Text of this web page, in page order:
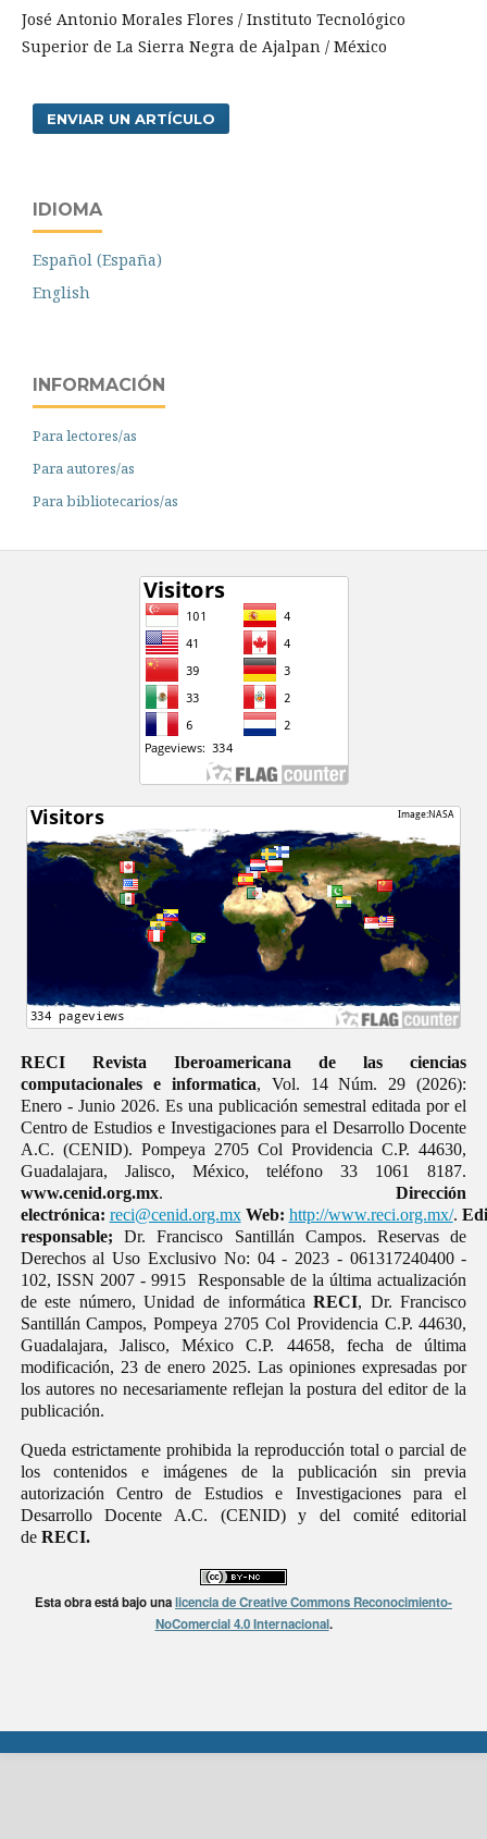
José Antonio Morales Flores / Instituto Tecnológico
Superior de La Sierra Negra de Ajalpan / México
ENVIAR UN ARTÍCULO
IDIOMA
Español (España)
English
INFORMACIÓN
Para lectores/as
Para autores/as
Para bibliotecarios/as
RECI Revista Iberoamericana de las ciencias
computacionales e informatica, Vol. 14 Núm. 29 (2026):
Enero - Junio 2026. Es una publicación semestral editada por el
Centro de Estudios e Investigaciones para el Desarrollo Docente
A.C. (CENID). Pompeya 2705 Col Providencia C.P. 44630,
Guadalajara, Jalisco, México, teléfono 33 1061 8187.
www.cenid.org.mx.Dirección
electrónica: reci@cenid.org.mx Web: http://www.reci.org.mx/.
responsable; Dr. Francisco Santillán Campos. Reservas de
Derechos al Uso Exclusivo No: 04 - 2023 - 061317240400 -
102, ISSN 2007 - 9915 Responsable de la última actualización
de este número, Unidad de informáticaRECI, Dr. Francisco
Santillán Campos, Pompeya 2705 Col Providencia C.P. 44630,
Guadalajara, Jalisco, México C.P. 44658, fecha de última
modificación, 23 de enero 2025. Las opiniones expresadas por
los autores no necesariamente reflejan la postura del editor de la
publicación.
Queda estrictamente prohibida la reproducción total o parcial de
los contenidos e imágenes de la publicación sin previa
autorización Centro de Estudios e Investigaciones para el
Desarrollo Docente A.C. (CENID) y del comité editorial
de RECI.
Esta obra está bajo unalicencia de Creative Commons Reconocimiento-
NoComercial 4.0 Internacional.